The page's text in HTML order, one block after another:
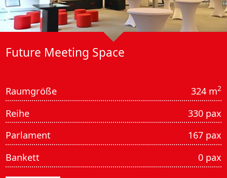
Future Meeting Space
Raumgröße 324 m2
Reihe
330 pax
Parlament
167 pax
Bankett
0 pax